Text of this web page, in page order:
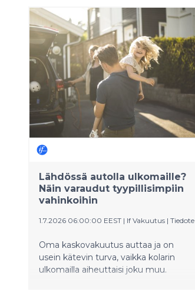
mukaan pääministeri Petteri Orpon
tämäniltainen A-studion haastattelu
ei poistanut Garden Helsinki -
hankkeeseen liittyviä vakavia
kysymyksiä. Päinvastoin se vahvisti
huolen siitä, että 35 miljoonan euron
tukilinjaus tehtiin ennen
asianmukaista valmistelua, laskelmia
ja riippumattomia vaikutusarvioita.
Lähdössä autolla ulkomaille?
Näin varaudut tyypillisimpiin
vahinkoihin
1.7.2026 06:00:00 EEST | If Vakuutus | Tiedote
Oma kaskovakuutus auttaa ja on
usein kätevin turva, vaikka kolarin
ulkomailla aiheuttaisi joku muu.